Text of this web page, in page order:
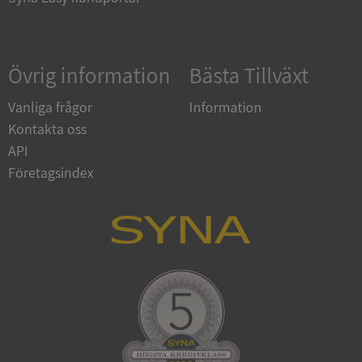
Övrig information
Vanliga frågor
Kontakta oss
API
Företagsindex
Bästa Tillväxt
Information
VISITOR_PRIVACY_METADATA
YouTube
Privacy Policy